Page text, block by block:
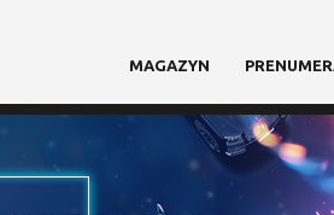
MAGAZYN